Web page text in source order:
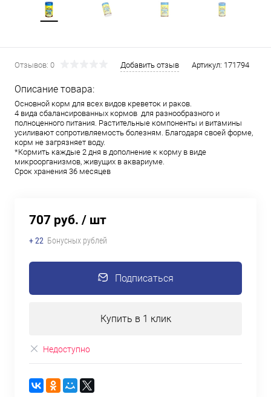
Отзывов: 0 Добавить отзыв Артикул: 171794
Описание товара:
Основной корм для всех видов креветок и раков.
4 вида сбалансированных кормов для разнообразного и
полноценного питания. Растительные компоненты и витамины
усиливают сопротивляемость болезням. Благодаря своей форме,
корм не загрязняет воду.
*Кормить каждые 2 дня в дополнение к корму в виде
микроорганизмов, живущих в аквариуме.
Срок хранения 36 месяцев
707 руб. / шт
+ 22 Бонусных рублей
Подписаться
Купить в 1 клик
Недоступно